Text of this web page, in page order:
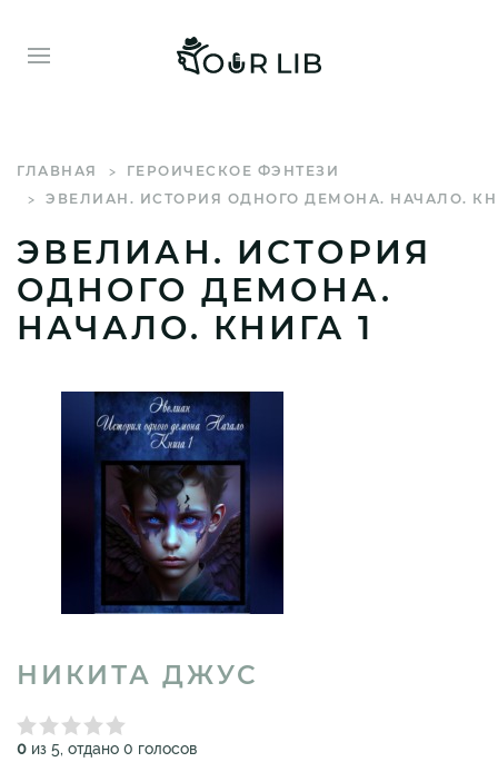
ГЛАВНАЯ
ГЕРОИЧЕСКОЕ ФЭНТЕЗИ
ЭВЕЛИАН. ИСТОРИЯ ОДНОГО ДЕМОНА. НАЧАЛО.
ЭВЕЛИАН. ИСТОРИЯ
ОДНОГО ДЕМОНА.
НАЧАЛО. КНИГА 1
НИКИТА ДЖУС
0 из 5, отдано 0 голосов